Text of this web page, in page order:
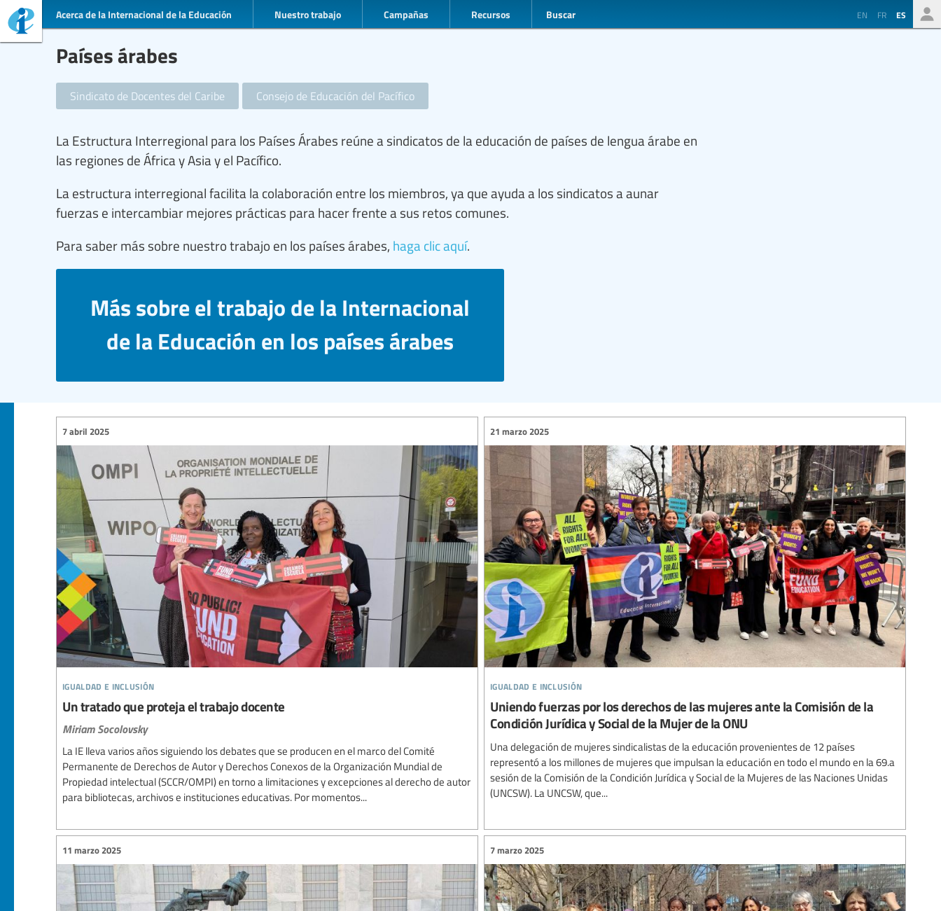
Acerca de la Internacional de la Educación Nuestro trabajo Campañas Recursos Buscar EN FR ES
Países árabes
Sindicato de Docentes del Caribe Consejo de Educación del Pacífico
La Estructura Interregional para los Países Árabes reúne a sindicatos de la educación de países de lengua árabe en
las regiones de África y Asia y el Pacífico.
La estructura interregional facilita la colaboración entre los miembros, ya que ayuda a los sindicatos a aunar
fuerzas e intercambiar mejores prácticas para hacer frente a sus retos comunes.
Para saber más sobre nuestro trabajo en los países árabes, haga clic aquí.
Más sobre el trabajo de la Internacional
de la Educación en los países árabes
igualdad e inclusión
7 abril 2025
Un tratado que proteja el trabajo docente
Miriam Socolovsky
La IE lleva varios años siguiendo los debates que se producen en el marco del Comité
Permanente de Derechos de Autor y Derechos Conexos de la Organización Mundial de
Propiedad intelectual (SCCR/OMPI) en torno a limitaciones y excepciones al derecho de autor
para bibliotecas, archivos e instituciones educativas. Por momentos...
igualdad e inclusión
21 marzo 2025
Uniendo fuerzas por los derechos de las mujeres ante la Comisión de la
Condición Jurídica y Social de la Mujer de la ONU
Una delegación de mujeres sindicalistas de la educación provenientes de 12 países
representó a los millones de mujeres que impulsan la educación en todo el mundo en la 69.a
sesión de la Comisión de la Condición Jurídica y Social de la Mujeres de las Naciones Unidas
(UNCSW). La UNCSW, que...
11 marzo 2025 7 marzo 2025